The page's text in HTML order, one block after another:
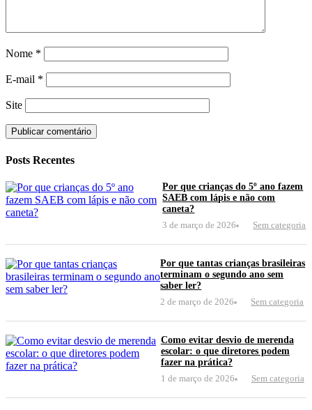
Nome *
E-mail *
Site
Posts Recentes
Por que crianças do 5º ano fazem
SAEB com lápis e não com
caneta?
3 de março de 2026
Sem categoria
Por que tantas crianças brasileiras
terminam o segundo ano sem
saber ler?
2 de março de 2026
Sem categoria
Como evitar desvio de merenda
escolar: o que diretores podem
fazer na prática?
1 de março de 2026
Sem categoria